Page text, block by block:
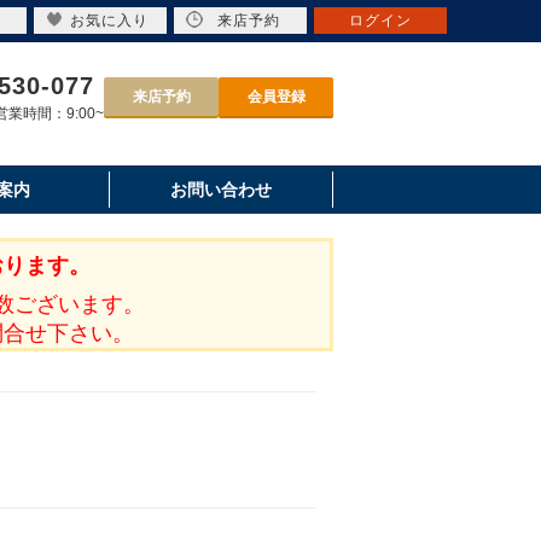
077
時間：9:00~
来店予約 会員登録
内 お問い合わせ
ます。
ざいます。
せ下さい。
お気に入り 来店予約 ログイン